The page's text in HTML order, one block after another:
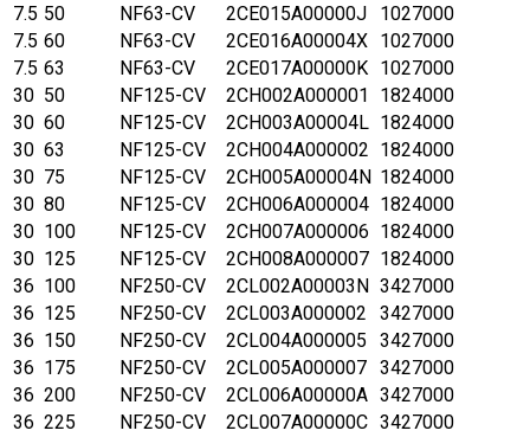
7.5 50 NF63-CV 2CE015A00000J
1027000
7.5 60 NF63-CV 2CE016A00004X 1027000
7.5 63 NF63-CV 2CE017A00000K 1027000
30 50 NF125-CV 2CH002A000001
1824000
30 60 NF125-CV 2CH003A00004L 1824000
30 63 NF125-CV 2CH004A000002 1824000
30 75 NF125-CV 2CH005A00004N 1824000
30 80 NF125-CV 2CH006A000004 1824000
30 100 NF125-CV 2CH007A000006 1824000
30 125 NF125-CV 2CH008A000007 1824000
36 100 NF250-CV 2CL002A00003N 3427000
36 125 NF250-CV 2CL003A000002
3427000
36 150 NF250-CV 2CL004A000005
3427000
36 175 NF250-CV 2CL005A000007 3427000
36 200 NF250-CV 2CL006A00000A 3427000
36 225 NF250-CV 2CL007A00000C 3427000